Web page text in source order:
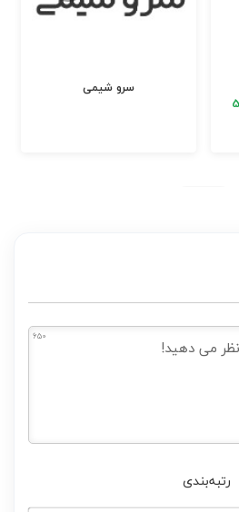
سرو شیمی
650
رتبه‌بندی